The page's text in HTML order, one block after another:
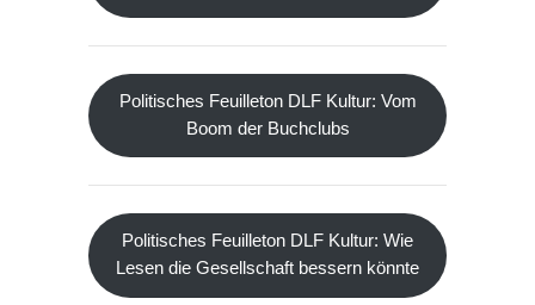
Politisches Feuilleton DLF Kultur: Vom
Boom der Buchclubs
Politisches Feuilleton DLF Kultur: Wie
Lesen die Gesellschaft bessern könnte